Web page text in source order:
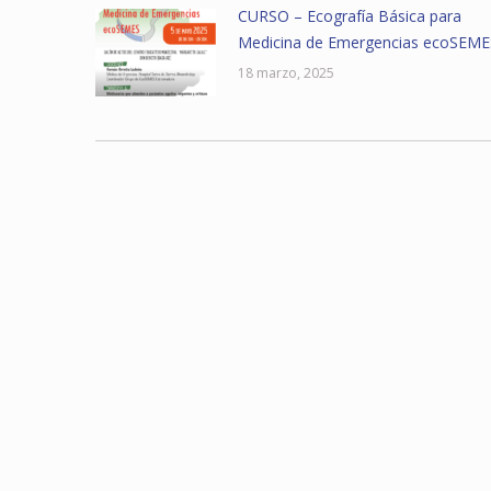
CURSO – Ecografía Básica para
Medicina de Emergencias
18 marzo, 2025